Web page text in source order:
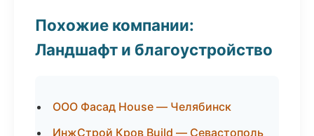
Похожие компании:
Ландшафт и благоустройство
ООО Фасад House — Челябинск
ИнжСтрой Кров Build — Севастополь